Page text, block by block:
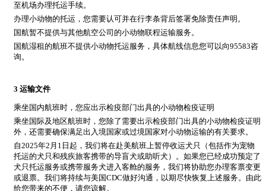
至机场办理托运手续。
办理小动物的托运，您需要认可并在行李条背后签署免除责任声明。
国航暂不提供与其他航空公司的小动物联程运输服务。
国航湿租的航班不提供小动物托运服务，具体航线信息您可以向95583咨
询。
3 运输文件
乘坐国内航班时，您应出示检疫部门出具的小动物检疫证明
乘坐国际及地区航班时，您除了需要出示检疫部门出具的小动物检疫证明
外，还需要确保满足出入境国家或过境国家对小动物运输的有关要求。
自2025年2月1日起，我们将在赴美航班上暂停收运犬只（包括作为宠物
托运的犬只和残疾旅客携带的导盲犬或助听犬）。如果您已经成功预定了
犬只托运服务或携带服务犬进入客舱的服务，我们将协助您办理客票变更
或退票。我们将持续与美国CDC做好沟通，以期尽快恢复上述服务。由此
给您带来的不便，请您谅解。